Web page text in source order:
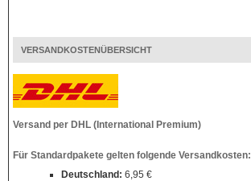
VERSANDKOSTENÜBERSICHT
Versand per DHL (International Premium)
Für Standardpakete gelten folgende Versandkosten:
Deutschland: 6,95 €